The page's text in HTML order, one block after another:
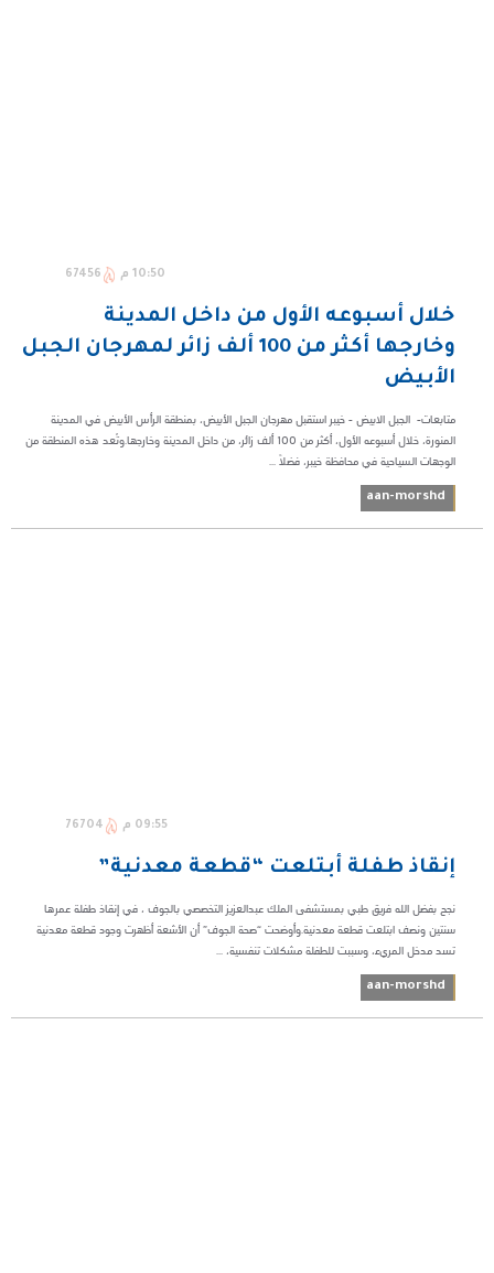
10:50 م 67456
خلال أسبوعه الأول من داخل المدينة
وخارجها أكثر من 100 ألف زائر لمهرجان الجبل
الأبيض
متابعات- الجبل الابيض - خيبر استقبل مهرجان الجبل الأبيض، بمنطقة الرأس الأبيض في المدينة
المنورة، خلال أسبوعه الأول، أكثر من 100 ألف زائر، من داخل المدينة وخارجها.وتُعد هذه المنطقة من
الوجهات السياحية في محافظة خيبر، فضلاً ...
aan-morshd
09:55 م 76704
إنقاذ طفلة أبتلعت “قطعة معدنية”
نجح بفضل الله فريق طبي بمستشفى الملك عبدالعزيز التخصصي بالجوف ، في إنقاذ طفلة عمرها
سنتين ونصف ابتلعت قطعة معدنية.وأوضحت “صحة الجوف” أن الأشعة أظهرت وجود قطعة معدنية
تسد مدخل المريء، وسببت للطفلة مشكلات تنفسية، ...
aan-morshd